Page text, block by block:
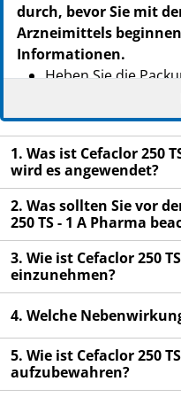
durch, bevor Sie mit
Arzneimittels
Informationen.
Heben Sie die
möchten Sie diese
Wenn Sie weitere
an Ihren Arzt oder
Dieses Arzneimittel
verschrieben.
Es kann anderen
diese die gleichen
Wenn Sie
sich an Ihren Arzt
für
Packungsbeilage
4.
1. Was ist Cefaclor 250
wird es angewendet?
2. Was sollten Sie vor
250 TS - 1 A Pharma
3. Wie ist Cefaclor 250
einzunehmen?
4. Welche
5. Wie ist Cefaclor 250
aufzubewahren?